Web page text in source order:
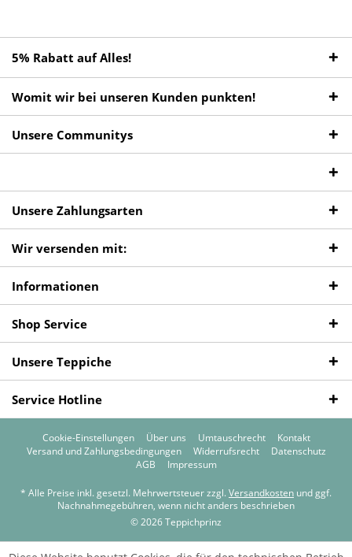
5% Rabatt auf Alles!
Womit wir bei unseren Kunden punkten!
Unsere Communitys
Unsere Zahlungsarten
Wir versenden mit:
Informationen
Shop Service
Unsere Teppiche
Service Hotline
Cookie-Einstellungen Über uns Umtauschrecht
Kontakt
Versand und Zahlungsbedingungen
Widerrufsrecht
Datenschutz
AGB
Impressum
* Alle Preise inkl. gesetzl. Mehrwertsteuer zzgl. Versandkosten und ggf.
Nachnahmegebühren, wenn nicht anders beschrieben
© 2026 Teppichprinz